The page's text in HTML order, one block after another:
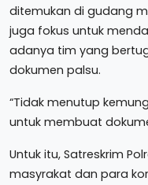
ditemukan di gudang
juga fokus untuk
adanya tim yang
dokumen palsu.
“Tidak menutup
untuk membuat
Untuk itu, Satreskrim
masyrakat dan para